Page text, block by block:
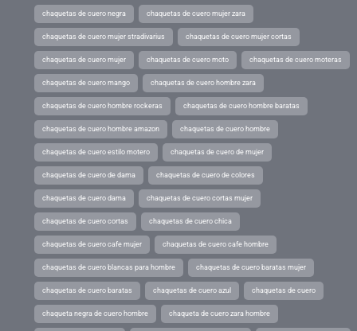
chaquetas de cuero negra chaquetas de cuero mujer zara
chaquetas de cuero mujer stradivarius chaquetas de cuero mujer cortas
chaquetas de cuero mujer chaquetas de cuero moto chaquetas de cuero moteras
chaquetas de cuero mango chaquetas de cuero hombre zara
chaquetas de cuero hombre rockeras chaquetas de cuero hombre baratas
chaquetas de cuero hombre amazon chaquetas de cuero hombre
chaquetas de cuero estilo motero chaquetas de cuero de mujer
chaquetas de cuero de dama chaquetas de cuero de colores
chaquetas de cuero dama chaquetas de cuero cortas mujer
chaquetas de cuero cortas chaquetas de cuero chica
chaquetas de cuero cafe mujer chaquetas de cuero cafe hombre
chaquetas de cuero blancas para hombre chaquetas de cuero baratas mujer
chaquetas de cuero baratas chaquetas de cuero azul chaquetas de cuero
chaqueta negra de cuero hombre chaqueta de cuero zara hombre